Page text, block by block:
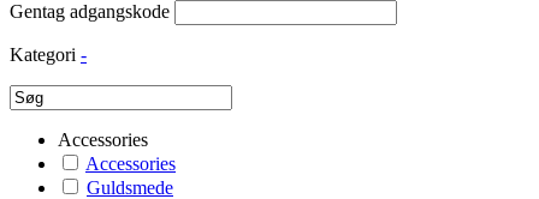
Gentag adgangskode
Kategori -
Accessories
Accessories
Guldsmede